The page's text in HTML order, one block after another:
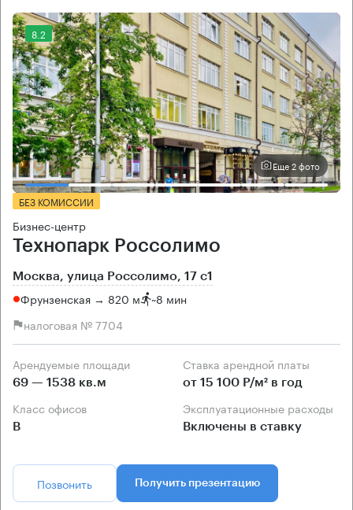
8.2
Еще 2 фото
БЕЗ КОМИССИИ
Бизнес-центр
Технопарк Россолимо
Москва, улица Россолимо, 17 с1
Фрунзенская → 820 м ~8 мин
налоговая № 7704
Арендуемые площади
69 — 1538 кв.м
Ставка арендной платы
от 15 100 Р/м² в год
Класс офисов
B
Эксплуатационные расходы
Включены в ставку
Позвонить Получить презентацию